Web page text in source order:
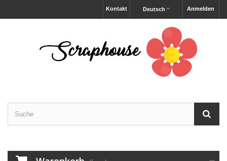
Anmelden
Deutsch
Kontakt